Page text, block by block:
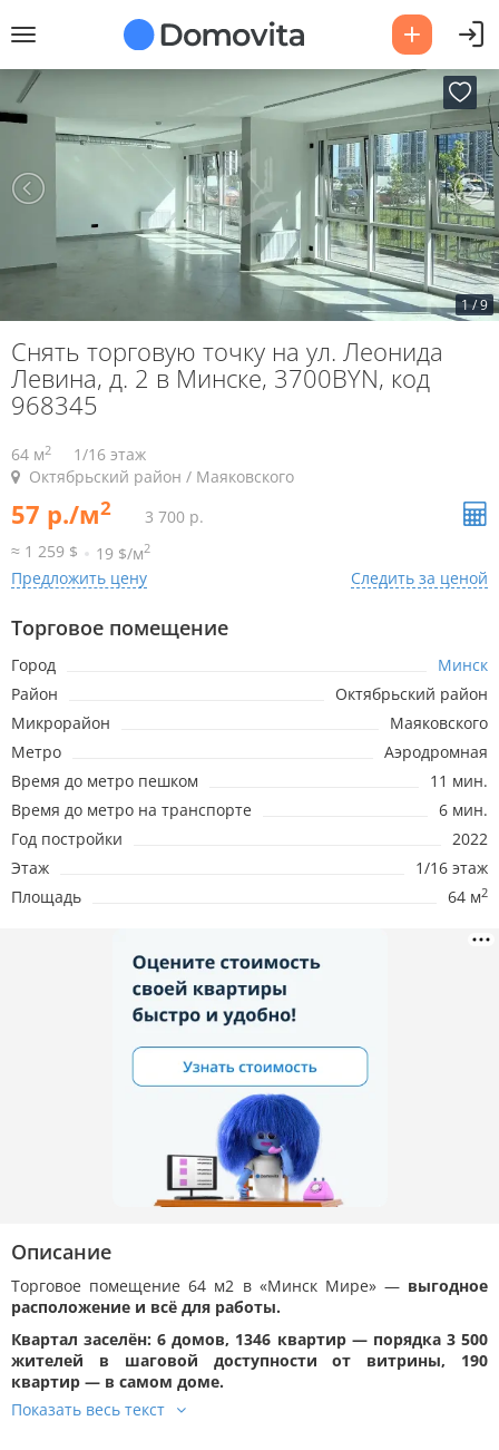
1/9
Снять торговую точку на ул. Леонида
Левина, д. 2 в Минске, 3700BYN, код
968345
64 м2
1/16 этаж
Октябрьский район / Маяковского
57 р./м2
3 700 р.
≈ 1 259 $
19 $/м2
Предложить цену Следить за ценой
Торговое помещение
Город
Минск
Район
Октябрьский район
Микрорайон
Маяковского
Метро
Аэродромная
Время до метро пешком
11 мин.
Время до метро на транспорте
6 мин.
Год постройки
2022
Этаж
1/16 этаж
Площадь
64 м2
Описание
Торговое помещение 64 м2 в «Минск Мире» — выгодное
расположение и всё для работы.
Квартал заселён: 6 домов, 1346 квартир — порядка 3 500
жителей в шаговой доступности от витрины, 190
квартир — в самом доме.